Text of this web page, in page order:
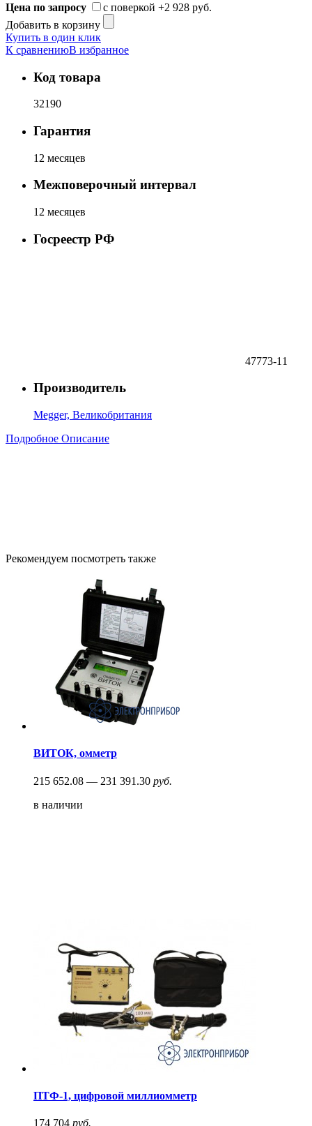
Цена по запросу с поверкой +2 928 руб.
Добавить в корзину
Купить в один клик
К сравнениюВ избранное
Код товара
32190
Гарантия
12 месяцев
Межповерочный интервал
12 месяцев
Госреестр РФ
47773-11
Производитель
Megger, Великобритания
Подробное Описание
Рекомендуем посмотреть также
ВИТОК, омметр
215 652.08 — 231 391.30 руб.
в наличии
ПТФ-1, цифровой миллиомметр
174 704 руб.